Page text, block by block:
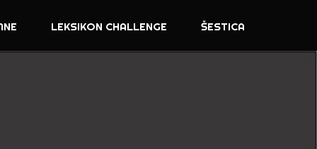
LEKSIKON CHALLENGE ŠESTICA